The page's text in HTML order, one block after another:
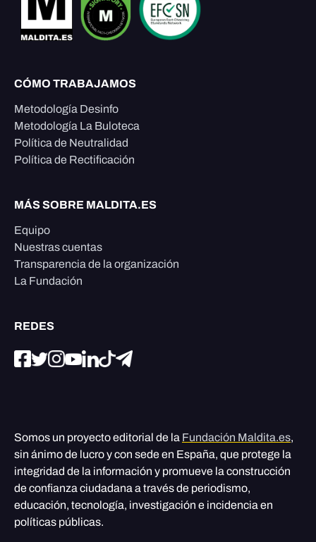
CÓMO TRABAJAMOS
Metodología Desinfo
Metodología La Buloteca
Política de Neutralidad
Política de Rectificación
MÁS SOBRE MALDITA.ES
Equipo
Nuestras cuentas
Transparencia de la organización
La Fundación
REDES
Somos un proyecto editorial de la Fundación Maldita.es,
sin ánimo de lucro y con sede en España, que protege la
integridad de la información y promueve la construcción
de confianza ciudadana a través de periodismo,
educación, tecnología, investigación e incidencia en
políticas públicas.